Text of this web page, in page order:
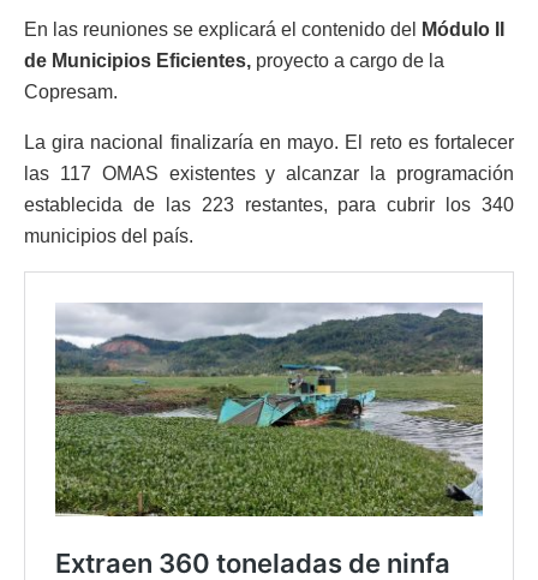
En las reuniones se explicará el contenido del
Módulo II
de Municipios Eficientes, proyecto a cargo de la
Copresam.
La gira nacional finalizaría en mayo. El reto es fortalecer
las 117 OMAS existentes y alcanzar la programación
establecida de las 223 restantes, para cubrir los 340
municipios del país.